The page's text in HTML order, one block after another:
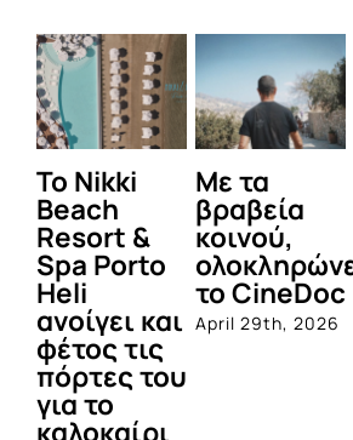
To Nikki
Beach
Resort &
Spa Porto
Heli
ανοίγει και
φέτος τις
πόρτες του
για το
καλοκαίρι
Με τα
βραβεία
κοινού,
το CineDoc
April 29th, 2026